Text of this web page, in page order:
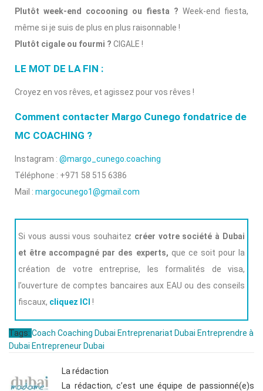
Plutôt week-end cocooning ou fiesta ? Week-end fiesta,
même si je suis de plus en plus raisonnable !
Plutôt cigale ou fourmi ? CIGALE !
LE MOT DE LA FIN :
Croyez en vos rêves, et agissez pour vos rêves !
Comment contacter Margo Cunego fondatrice de
MC COACHING ?
Instagram : @margo_cunego.coaching
Téléphone : +971 58 515 6386
Mail : margocunego1@gmail.com
Si vous aussi vous souhaitez créer votre société à Dubai
et être accompagné par des experts, que ce soit pour la
création de votre entreprise, les formalités de visa,
l’ouverture de comptes bancaires aux EAU ou des conseils
fiscaux, cliquez ICI !
Tags: Coach Coaching Dubai Entreprenariat Dubai Entreprendre à
Dubai Entrepreneur Dubai
La rédaction
La rédaction, c’est une équipe de passionné(e)s